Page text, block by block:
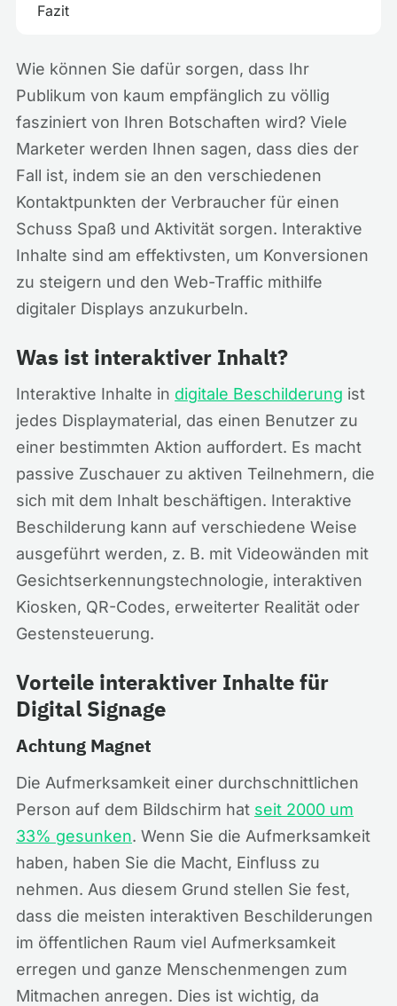
Fazit
Wie können Sie dafür sorgen, dass Ihr
Publikum von kaum empfänglich zu völlig
fasziniert von Ihren Botschaften wird? Viele
Marketer werden Ihnen sagen, dass dies der
Fall ist, indem sie an den verschiedenen
Kontaktpunkten der Verbraucher für einen
Schuss Spaß und Aktivität sorgen. Interaktive
Inhalte sind am effektivsten, um Konversionen
zu steigern und den Web-Traffic mithilfe
digitaler Displays anzukurbeln.
Was ist interaktiver Inhalt?
Interaktive Inhalte in digitale Beschilderung ist
jedes Displaymaterial, das einen Benutzer zu
einer bestimmten Aktion auffordert. Es macht
passive Zuschauer zu aktiven Teilnehmern, die
sich mit dem Inhalt beschäftigen. Interaktive
Beschilderung kann auf verschiedene Weise
ausgeführt werden, z. B. mit Videowänden mit
Gesichtserkennungstechnologie, interaktiven
Kiosken, QR-Codes, erweiterter Realität oder
Gestensteuerung.
Vorteile interaktiver Inhalte für
Digital Signage
Achtung Magnet
Die Aufmerksamkeit einer durchschnittlichen
Person auf dem Bildschirm hat seit 2000 um
33% gesunken. Wenn Sie die Aufmerksamkeit
haben, haben Sie die Macht, Einfluss zu
nehmen. Aus diesem Grund stellen Sie fest,
dass die meisten interaktiven Beschilderungen
im öffentlichen Raum viel Aufmerksamkeit
erregen und ganze Menschenmengen zum
Mitmachen anregen. Dies ist wichtig, da